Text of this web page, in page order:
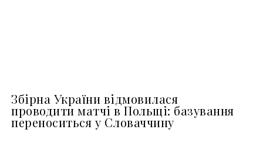
Збірна України відмовилася
проводити матчі в Польщі: базування
переноситься у Словаччину